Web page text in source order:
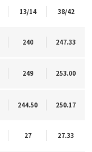
13/14 38/42
240 247.33
249 253.00
244.50 250.17
27 27.33